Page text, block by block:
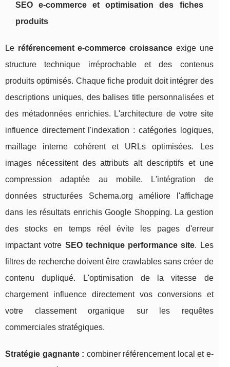
SEO e-commerce et optimisation des fiches
produits
Le référencement e-commerce croissance exige une
structure technique irréprochable et des contenus
produits optimisés. Chaque fiche produit doit intégrer des
descriptions uniques, des balises title personnalisées et
des métadonnées enrichies. L'architecture de votre site
influence directement l'indexation : catégories logiques,
maillage interne cohérent et URLs optimisées. Les
images nécessitent des attributs alt descriptifs et une
compression adaptée au mobile. L'intégration de
données structurées Schema.org améliore l'affichage
dans les résultats enrichis Google Shopping. La gestion
des stocks en temps réel évite les pages d'erreur
impactant votre SEO technique performance site. Les
filtres de recherche doivent être crawlables sans créer de
contenu dupliqué. L'optimisation de la vitesse de
chargement influence directement vos conversions et
votre classement organique sur les requêtes
commerciales stratégiques.
Stratégie gagnante : combiner référencement local et e-